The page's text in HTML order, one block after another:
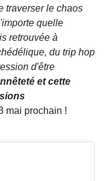
traverser le chaos
quelle
retrouvée à
du trip hop
d'être
et cette
mai prochain !